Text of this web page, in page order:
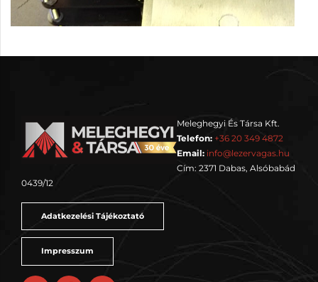
Meleghegyi És Társa Kft.
Telefon: +36 20 349 4872
Email: info@lezervagas.hu
Cím: 2371 Dabas, Alsóbabád
0439/12
Adatkezelési Tájékoztató
Impresszum